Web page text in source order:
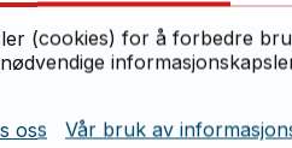
(cookies) for å forbedre
oss
Vår bruk av